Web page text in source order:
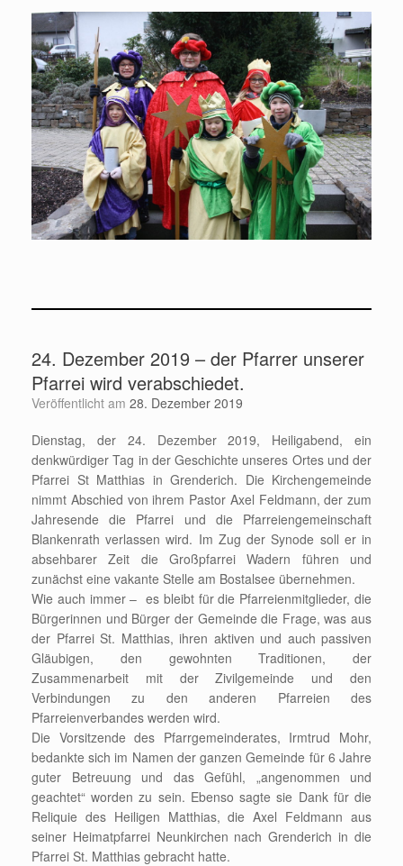
24. Dezember 2019 – der Pfarrer unserer
Pfarrei wird verabschiedet.
Veröffentlicht am 28. Dezember 2019
Dienstag, der 24. Dezember 2019, Heiligabend, ein
denkwürdiger Tag in der Geschichte unseres Ortes und der
Pfarrei St Matthias in Grenderich. Die Kirchengemeinde
nimmt Abschied von ihrem Pastor Axel Feldmann, der zum
Jahresende die Pfarrei und die Pfarreiengemeinschaft
Blankenrath verlassen wird. Im Zug der Synode soll er in
absehbarer Zeit die Großpfarrei Wadern führen und
zunächst eine vakante Stelle am Bostalsee übernehmen.
Wie auch immer – es bleibt für die Pfarreienmitglieder, die
Bürgerinnen und Bürger der Gemeinde die Frage, was aus
der Pfarrei St. Matthias, ihren aktiven und auch passiven
Gläubigen, den gewohnten Traditionen, der
Zusammenarbeit mit der Zivilgemeinde und den
Verbindungen zu den anderen Pfarreien des
Pfarreienverbandes werden wird.
Die Vorsitzende des Pfarrgemeinderates, Irmtrud Mohr,
bedankte sich im Namen der ganzen Gemeinde für 6 Jahre
guter Betreuung und das Gefühl, „angenommen und
geachtet“ worden zu sein. Ebenso sagte sie Dank für die
Reliquie des Heiligen Matthias, die Axel Feldmann aus
seiner Heimatpfarrei Neunkirchen nach Grenderich in die
Pfarrei St. Matthias gebracht hatte.